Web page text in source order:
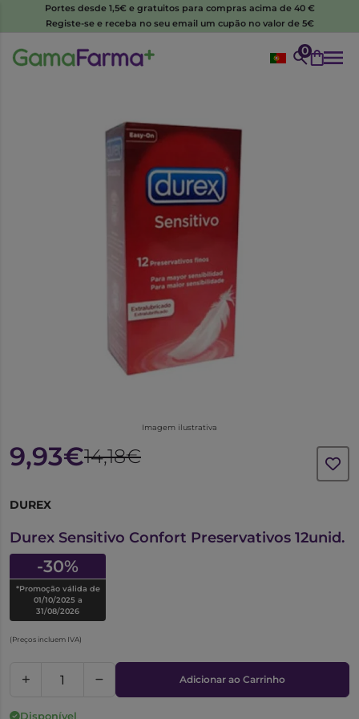
Portes desde 1,5€ e gratuitos para compras acima de 40 €
Registe-se e receba no seu email um cupão no valor de 5€
0
Imagem ilustrativa
9,93€14,18€
DUREX
Durex Sensitivo Confort Preservativos 12unid.
-30%
*Promoção válida de
01/10/2025 a
31/08/2026
(Preços incluem IVA)
Adicionar ao Carrinho
Disponível